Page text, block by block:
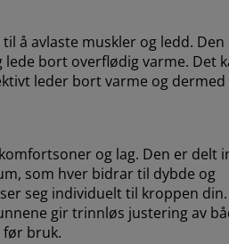
å avlaste muskler og ledd. Den
bort overflødig varme. Det
leder bort varme og
og lag. Den er delt
som hver bidrar til dybde og
seg individuelt til kroppen din.
gir trinnløs justering av
bruk.